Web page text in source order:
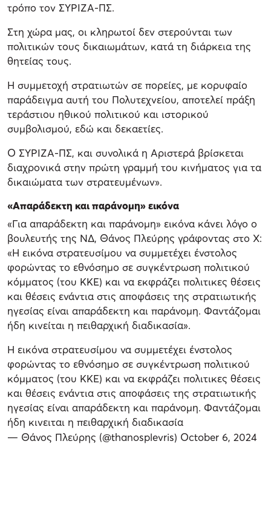
τρόπο τον ΣΥΡΙΖΑ-ΠΣ.
Στη χώρα μας, οι κληρωτοί δεν στερούνται των
πολιτικών τους δικαιωμάτων, κατά τη διάρκεια της
θητείας τους.
Η συμμετοχή στρατιωτών σε πορείες, με κορυφαίο
παράδειγμα αυτή του Πολυτεχνείου, αποτελεί πράξη
τεράστιου ηθικού πολιτικού και ιστορικού
συμβολισμού, εδώ και δεκαετίες.
Ο ΣΥΡΙΖΑ-ΠΣ, και συνολικά η Αριστερά βρίσκεται
διαχρονικά στην πρώτη γραμμή του κινήματος για τα
δικαιώματα των στρατευμένων».
«Απαράδεκτη και παράνομη» εικόνα
«Για απαράδεκτη και παράνομη» εικόνα κάνει λόγο ο
βουλευτής της ΝΔ, Θάνος Πλεύρης γράφοντας στο Χ:
«Η εικόνα στρατευσίμου να συμμετέχει ένστολος
φορώντας το εθνόσημο σε συγκέντρωση πολιτικού
κόμματος (του ΚΚΕ) και να εκφράζει πολιτικες θέσεις
και θέσεις ενάντια στις αποφάσεις της στρατιωτικής
ηγεσίας είναι απαράδεκτη και παράνομη. Φαντάζομαι
ήδη κινείται η πειθαρχική διαδικασία».
Η εικόνα στρατευσίμου να συμμετέχει ένστολος
φορώντας το εθνόσημο σε συγκέντρωση πολιτικού
κόμματος (του ΚΚΕ) και να εκφράζει πολιτικες θέσεις
και θέσεις ενάντια στις αποφάσεις της στρατιωτικής
ηγεσίας είναι απαράδεκτη και παράνομη. Φαντάζομαι
ήδη κινειται η πειθαρχική διαδικασία
— Θάνος Πλεύρης (@thanosplevris) October 6, 2024